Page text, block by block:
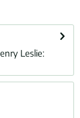
Leslie: